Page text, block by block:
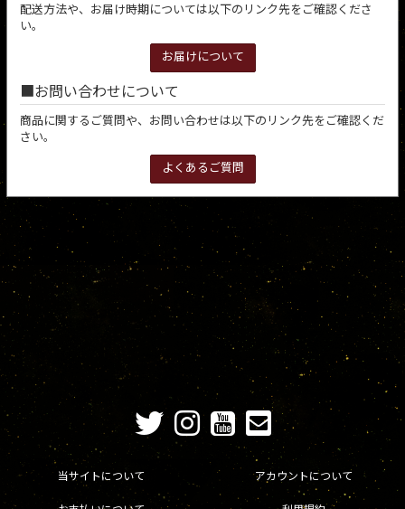
配送方法や、お届け時期については以下のリンク先をご確認くださ
い。
お届けについて
お問い合わせについて
商品に関するご質問や、お問い合わせは以下のリンク先をご確認くだ
さい。
よくあるご質問
当サイトについて アカウントについて